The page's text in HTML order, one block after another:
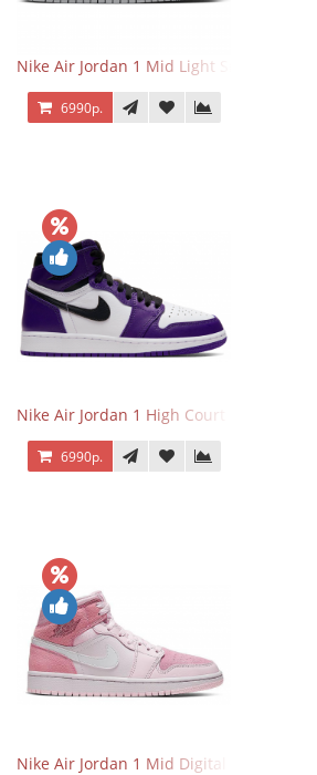
Nike Air Jordan 1 Mid Light Smoke Grey
6990р.
Nike Air Jordan 1 High Court Purple 2.0
6990р.
Nike Air Jordan 1 Mid Digital Pink